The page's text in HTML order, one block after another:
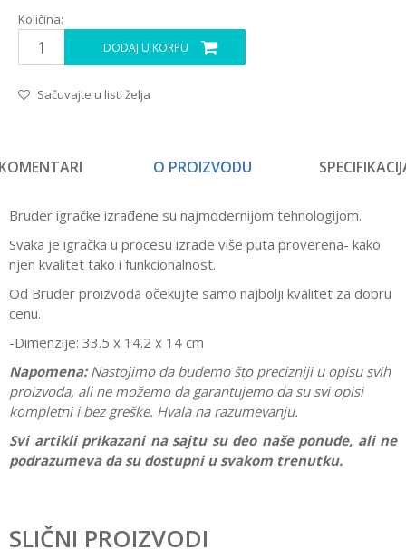
Količina:
DODAJ U KORPU
Sačuvajte u listi želja
O PROIZVODU
Bruder igračke izrađene su najmodernijom tehnologijom.
Svaka je igračka u procesu izrade više puta proverena- kako
njen kvalitet tako i funkcionalnost.
Od Bruder proizvoda očekujte samo najbolji kvalitet za dobru
cenu.
-Dimenzije: 33.5 x 14.2 x 14 cm
Napomena: Nastojimo da budemo što precizniji u opisu svih
proizvoda, ali ne možemo da garantujemo da su svi opisi
kompletni i bez greške. Hvala na razumevanju.
Svi artikli prikazani na sajtu su deo naše ponude, ali ne
podrazumeva da su dostupni u svakom trenutku.
Ime/Nadimak
SLIČNI PROIZVODI